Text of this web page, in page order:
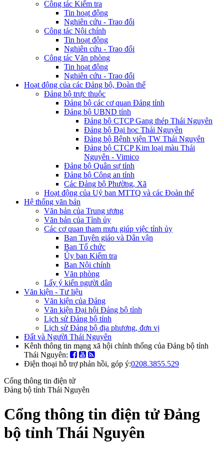
Công tác Kiểm tra
Tin hoạt động
Nghiên cứu - Trao đổi
Công tác Nội chính
Tin hoạt động
Nghiên cứu - Trao đổi
Công tác Văn phòng
Tin hoạt động
Nghiên cứu - Trao đổi
Hoạt động của các Đảng bộ, Đoàn thể
Đảng bộ trực thuộc
Đảng bộ các cơ quan Đảng tỉnh
Đảng bộ UBND tỉnh
Đảng bộ CTCP Gang thép Thái Nguyên
Đảng bộ Đại học Thái Nguyên
Đảng bộ Bệnh viện TW Thái Nguyên
Đảng bộ CTCP Kim loại màu Thái
Nguyên - Vimico
Đảng bộ Quân sự tỉnh
Đảng bộ Công an tỉnh
Các Đảng bộ Phường, Xã
Hoạt động của Uỷ ban MTTQ và các Đoàn thể
Hệ thống văn bản
Văn bản của Trung ương
Văn bản của Tỉnh ủy
Các cơ quan tham mưu giúp việc tỉnh ủy
Ban Tuyên giáo và Dân vận
Ban Tổ chức
Ủy ban Kiểm tra
Ban Nội chính
Văn phòng
Lấy ý kiến người dân
Văn kiện - Tư liệu
Văn kiện của Đảng
Văn kiện Đại hội Đảng bộ tỉnh
Lịch sử Đảng bộ tỉnh
Lịch sử Đảng bộ địa phương, đơn vị
Đất và Người Thái Nguyên
Kênh thông tin mạng xã hội chính thống của Đảng bộ tỉnh
Thái Nguyên:
Điện thoại hỗ trợ phản hồi, góp ý:0208.3855.529
Cổng thông tin điện tử
Đảng bộ tỉnh Thái Nguyên
Cổng thông tin điện tử Đảng
bộ tỉnh Thái Nguyên